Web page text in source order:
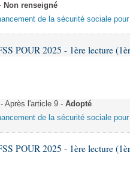
Non renseigné
de la sécurité sociale pour
POUR 2025 - 1ère lecture
Après l'article 9 - Adopté
de la sécurité sociale pour
POUR 2025 - 1ère lecture